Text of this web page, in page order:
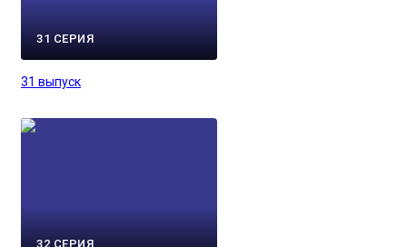
31 СЕРИЯ
31 выпуск
32 СЕРИЯ